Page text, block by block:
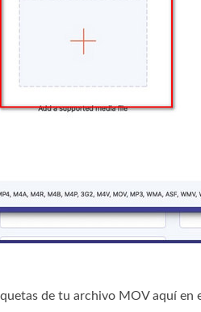
de tu archivo MOV aquí en